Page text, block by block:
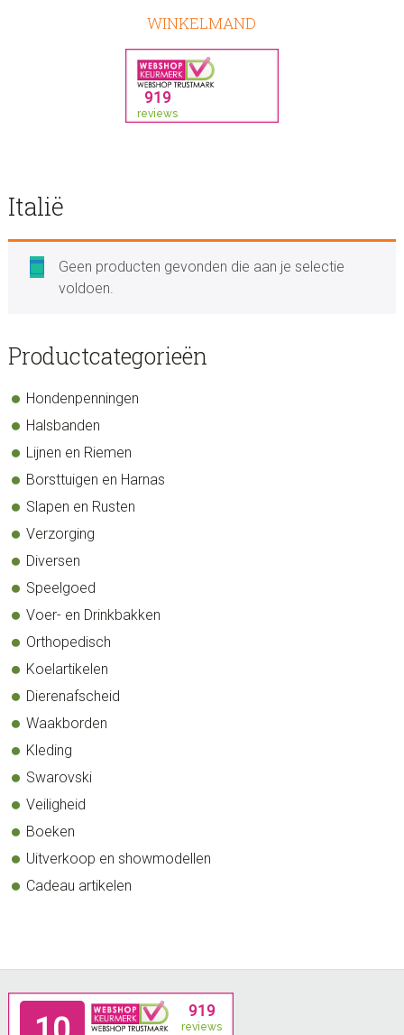
WINKELMAND
Italië
Geen producten gevonden die aan je selectie
voldoen.
sidebar
Store
Productcategorieën
Hondenpenningen
Halsbanden
Lijnen en Riemen
Borsttuigen en Harnas
Slapen en Rusten
Verzorging
Diversen
Speelgoed
Voer- en Drinkbakken
Orthopedisch
Koelartikelen
Dierenafscheid
Waakborden
Kleding
Swarovski
Veiligheid
Boeken
Uitverkoop en showmodellen
Cadeau artikelen
Footer